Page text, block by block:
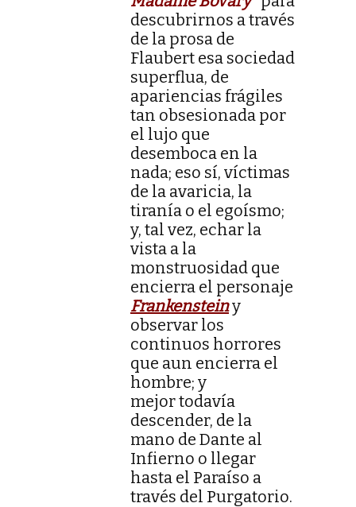
descubrirnos a través
de la prosa de
Flaubert esa sociedad
superflua, de
apariencias frágiles
tan obsesionada por
el lujo que
desemboca en la
nada; eso sí, víctimas
de la avaricia, la
tiranía o el egoísmo;
y, tal vez, echar la
vista a la
monstruosidad que
encierra el personaje
Frankensteiny
observar los
continuos horrores
que aun encierra el
hombre; y
mejor todavía
descender, de la
mano de Dante al
Infierno o llegar
hasta el Paraíso a
través del Purgatorio.